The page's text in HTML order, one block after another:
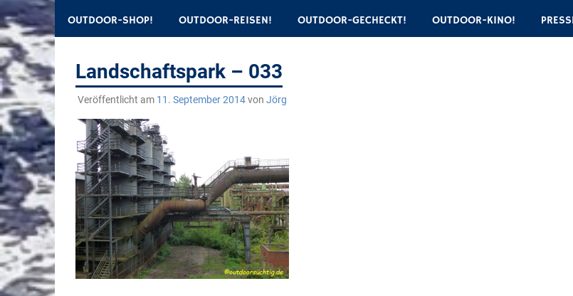
OUTDOOR-SHOP! OUTDOOR-REISEN! OUTDOOR-GECHECKT! OUTDOOR-KINO!
Landschaftspark – 033
Veröffentlicht am 11. September 2014von Jörg